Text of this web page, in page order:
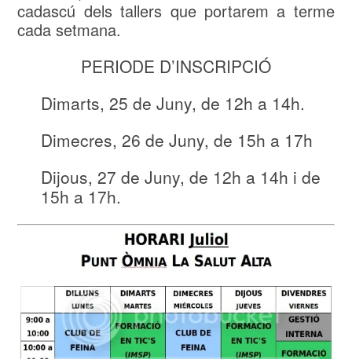
cadascú dels tallers que portarem a terme
cada setmana.
PERIODE D’INSCRIPCIÓ
Dimarts, 25 de Juny, de 12h a 14h.
Dimecres, 26 de Juny, de 15h a 17h
Dijous, 27 de Juny, de 12h a 14h i de
15h a 17h.